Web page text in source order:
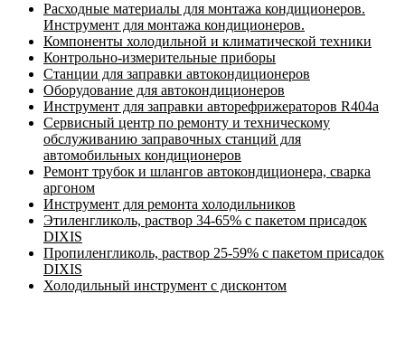
Расходные материалы для монтажа кондиционеров.
Инструмент для монтажа кондиционеров.
Компоненты холодильной и климатической техники
Контрольно-измерительные приборы
Станции для заправки автокондиционеров
Оборудование для автокондиционеров
Инструмент для заправки авторефрижераторов R404a
Сервисный центр по ремонту и техническому
обслуживанию заправочных станций для
автомобильных кондиционеров
Ремонт трубок и шлангов автокондиционера, сварка
аргоном
Инструмент для ремонта холодильников
Этиленгликоль, раствор 34-65% с пакетом присадок
DIXIS
Пропиленгликоль, раствор 25-59% с пакетом присадок
DIXIS
Холодильный инструмент с дисконтом